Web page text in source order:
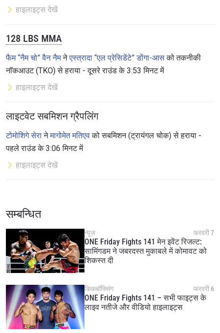
हाइलाइट्स देखें
128 LBS MMA
फैम “नैम चो” वैन नैमनेएस्त्रादा “एल प्रेसिडेंटे” डोंगा-आसको तकनीकी
नॉकआउट (TKO) से हराया - दूसरे राउंड के 3:53 मिनट में
हाइलाइट्स देखें
लाइटवेट सबमिशन ग्रैपलिंग
टोमोशिगे सेरानेमागोमेत मतिएवको सबमिशन (ट्रायंगल चोक) से हराया -
पहले राउंड के 3:06 मिनट में
हाइलाइट्स देखें
सम्बन्धित
न्यूज़ फरवरी 7
ONE Friday Fights 141 मेन इवेंट रिजल्ट:
सामिंगडम ने जबरदस्त मुकाबले में कोमावट को
शिकस्त दी
किकबॉक्सिंग फरवरी 6
ONE Friday Fights 141 – सभी फाइट्स के
लाइव नतीजे और वीडियो हाइलाइट्स